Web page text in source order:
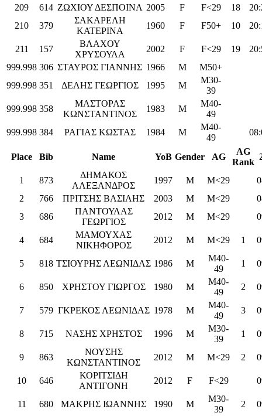
209
614 ΖΩΧΙΟΥ ΔΕΣΠΟΙΝΑ 2005 F F<29 18
210
379
ΣΑΚΑΡΕΛΗ
ΚΑΤΕΡΙΝΑ
1960 F F50+ 10
211 157
ΒΛΑΧΟΥ
ΧΡΥΣΟΥΛΑ
2002 F F<29 19
999.998 306 ΣΤΑΥΡΟΣ ΓΙΑΝΝΗΣ 1966 M
M50+
999.998 351 ΔΕΛΗΣ ΓΕΩΡΓΙΟΣ 1995 M
M30-
39
999.998 358
ΜΑΣΤΟΡΑΣ
ΚΩΝΣΤΑΝΤΙΝΟΣ
1983 M
M40-
49
999.998 384 ΡΑΓΙΑΣ ΚΩΣΤΑΣ 1984 M
M40-
49
Place Bib Name YoB Gender AG
AG
Rank
1 873
ΔΗΜΑΚΟΣ
ΑΛΕΞΑΝΔΡΟΣ
1997 M M<29
2
766 ΠΡΙΤΣΗΣ ΒΑΣΙΛΗΣ 2003 M M<29
3
686
ΠΑΝΤΟΥΛΑΣ
ΓΕΩΡΓΙΟΣ
2012 M M<29
4 684
ΜΑΜΟΥΧΑΣ
ΝΙΚΗΦΟΡΟΣ
2012 M M<29 1
5 818 ΤΣΙΟΥΡΗΣ ΛΕΩΝΙΔΑΣ 1986 M
M40-
49
1
6 850 ΧΡΗΣΤΟΥ ΓΙΩΡΓΟΣ 1980 M
M40-
49
2
7 579 ΓΚΡΕΚΟΣ ΛΕΩΝΙΔΑΣ 1978 M
M40-
49
3
8 715 ΝΑΣΗΣ ΧΡΗΣΤΟΣ 1996 M
M30-
39
1
9 863
ΝΟΥΣΗΣ
ΚΩΝΣΤΑΝΤΙΝΟΣ
2012 M M<29 2
10 646
ΚΟΡΙΤΣΙΔΗ
ΑΝΤΙΓΟΝΗ
2012 F F<29
11 680 ΜΑΚΡΗΣ ΙΩΑΝΝΗΣ 1990 M
M30-
39
2